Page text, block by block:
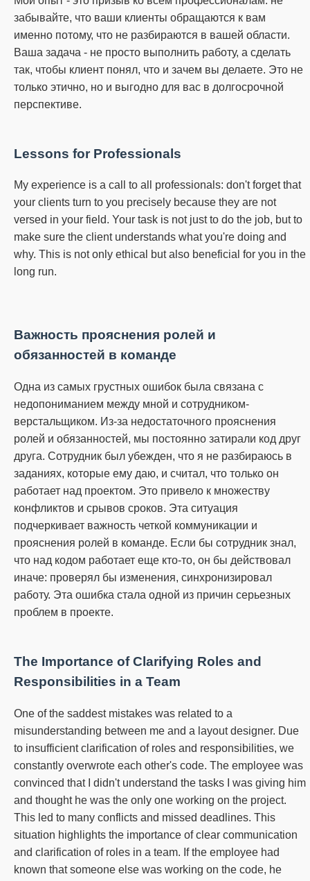
забывайте, что ваши клиенты обращаются к вам
именно потому, что не разбираются в вашей области.
Ваша задача - не просто выполнить работу, а сделать
так, чтобы клиент понял, что и зачем вы делаете. Это не
только этично, но и выгодно для вас в долгосрочной
перспективе.
Lessons for Professionals
My experience is a call to all professionals: don't forget that
your clients turn to you precisely because they are not
versed in your field. Your task is not just to do the job, but to
make sure the client understands what you're doing and
why. This is not only ethical but also beneficial for you in the
long run.
Важность прояснения ролей и
обязанностей в команде
Одна из самых грустных ошибок была связана с
недопониманием между мной и сотрудником-
верстальщиком. Из-за недостаточного прояснения
ролей и обязанностей, мы постоянно затирали код друг
друга. Сотрудник был убежден, что я не разбираюсь в
заданиях, которые ему даю, и считал, что только он
работает над проектом. Это привело к множеству
конфликтов и срывов сроков. Эта ситуация
подчеркивает важность четкой коммуникации и
прояснения ролей в команде. Если бы сотрудник знал,
что над кодом работает еще кто-то, он бы действовал
иначе: проверял бы изменения, синхронизировал
работу. Эта ошибка стала одной из причин серьезных
проблем в проекте.
The Importance of Clarifying Roles and
Responsibilities in a Team
One of the saddest mistakes was related to a
misunderstanding between me and a layout designer. Due
to insufficient clarification of roles and responsibilities, we
constantly overwrote each other's code. The employee was
convinced that I didn't understand the tasks I was giving him
and thought he was the only one working on the project.
This led to many conflicts and missed deadlines. This
situation highlights the importance of clear communication
and clarification of roles in a team. If the employee had
known that someone else was working on the code, he